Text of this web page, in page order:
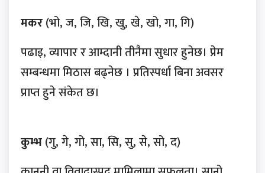
मकर(भो, ज, जि, खि, खु, खे, खो, गा, गि)
पढाइ, व्यापार र आम्दानी तीनैमा सुधार हुनेछ। प्रेम
सम्बन्धमा मिठास बढ्नेछ । प्रतिस्पर्धा बिना अवसर
प्राप्त हुने संकेत छ।
कुम्भ(गु, गे, गो, सा, सि, सु, से, सो, द)